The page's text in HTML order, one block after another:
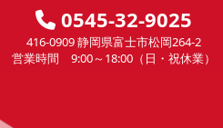
0545-32-9025
416-0909 静岡県富士市松岡264-2
営業時間 9:00～18:00（日・祝休業）